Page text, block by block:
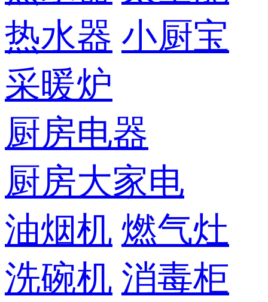
热水器 小厨宝
采暖炉
厨房电器
厨房大家电
油烟机 燃气灶
洗碗机 消毒柜